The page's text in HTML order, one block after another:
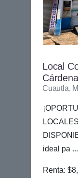
Local
Cuautla,
ideal pa ...
Renta: